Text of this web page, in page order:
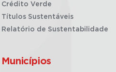
Crédito Verde
Títulos Sustentáveis
Relatório de Sustentabilidade
Municípios